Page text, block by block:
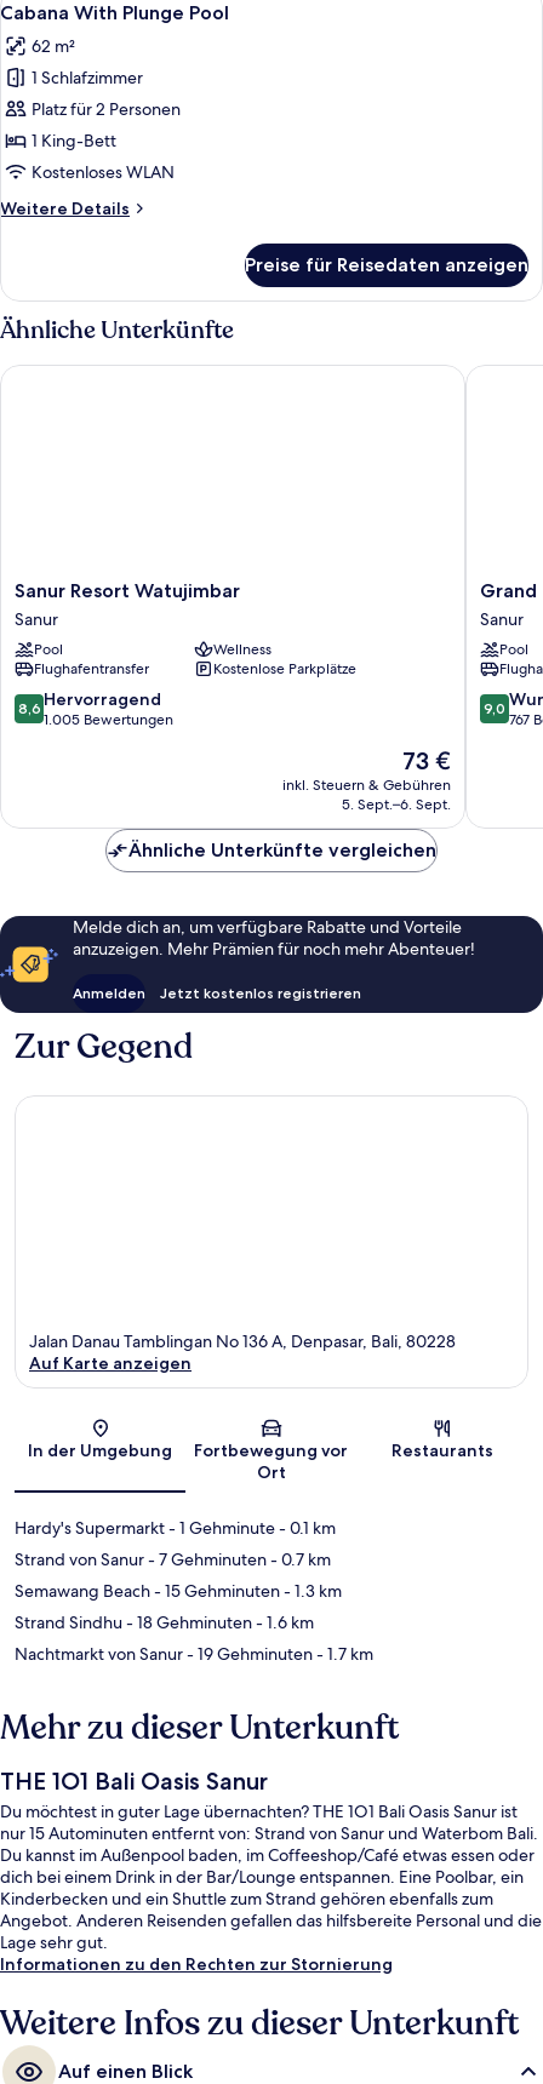
Fotos
für
Cabana
With
Plunge
Pool
13
Cabana With Plunge Pool
62 m²
1 Schlafzimmer
Platz für 2 Personen
1 King-Bett
Kostenloses WLAN
Weitere Details
Weitere
With
Plunge
Pool
Preise für Reisedaten anzeigen
Ähnliche Unterkünfte
Sanur
Resort
Watujimbar
Sanur
Sanur Resort Watujimbar
Sanur
Pool
Wellness
Flughafentransfer
Kostenlose Parkplätze
8.6
von
8,6 Hervorragend
1.005 Bewertungen
Der
Preis
beträgt
73 €
inkl. Steuern & Gebühren
5. Sept.–6. Sept.
Sanur Resort Watujimbar
Grand
Palace
Hotel
Sanur
-
Bali
Sanur
Grand
Sanur
Pool
9.0
von
9,0
767
Grand
Ähnliche Unterkünfte vergleichen
Melde dich an, um verfügbare Rabatte und Vorteile
anzuzeigen. Mehr Prämien für noch mehr Abenteuer!
Anmelden Jetzt kostenlos registrieren
Zur Gegend
Karte
Jalan Danau Tamblingan No 136 A, Denpasar, Bali, 80228
Auf Karte anzeigen
In der Umgebung
Fortbewegung vor
Ort
Restaurants
Hardy's Supermarkt- 1 Gehminute- 0.1 km
Strand von Sanur- 7 Gehminuten- 0.7 km
Semawang Beach- 15 Gehminuten- 1.3 km
Strand Sindhu- 18 Gehminuten- 1.6 km
Nachtmarkt von Sanur- 19 Gehminuten- 1.7 km
Mehr zu dieser Unterkunft
THE 1O1 Bali Oasis Sanur
Du möchtest in guter Lage übernachten? THE 1O1 Bali Oasis Sanur ist
nur 15 Autominuten entfernt von: Strand von Sanur und Waterbom Bali.
Du kannst im Außenpool baden, im Coffeeshop/Café etwas essen oder
dich bei einem Drink in der Bar/Lounge entspannen. Eine Poolbar, ein
Kinderbecken und ein Shuttle zum Strand gehören ebenfalls zum
Angebot. Anderen Reisenden gefallen das hilfsbereite Personal und die
Lage sehr gut.
Informationen zu den Rechten zur Stornierung
Weitere Infos zu dieser Unterkunft
Auf einen Blick